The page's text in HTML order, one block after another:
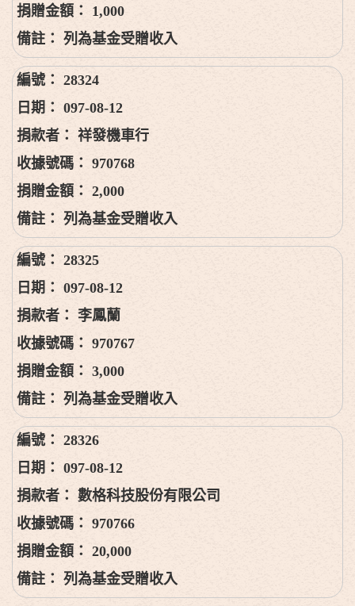
1,000
列為基金受贈收入
28324
097-08-12
祥發機車行
970768
2,000
列為基金受贈收入
28325
097-08-12
李鳳蘭
970767
3,000
列為基金受贈收入
28326
097-08-12
數格科技股份有限公司
970766
20,000
列為基金受贈收入